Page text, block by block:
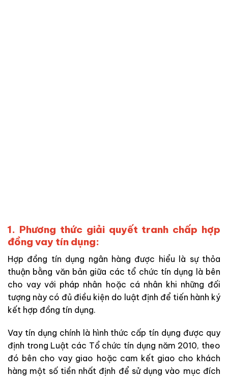
Phương thức giải quyết tranh chấp hợp
đồng vay tín dụng:
Hợp đồng tín dụng ngân hàng được hiểu là sự thỏa
thuận bằng văn bản giữa các tổ chức tín dụng là bên
cho vay với pháp nhân hoặc cá nhân khi những đối
tượng này có đủ điều kiện do luật định để tiến hành ký
kết hợp đồng tín dụng.
Vay tín dụng chính là hình thức cấp tín dụng được quy
định trong Luật các Tổ chức tín dụng năm 2010, theo
đó bên cho vay giao hoặc cam kết giao cho khách
hàng một số tiền nhất định để sử dụng vào mục đích